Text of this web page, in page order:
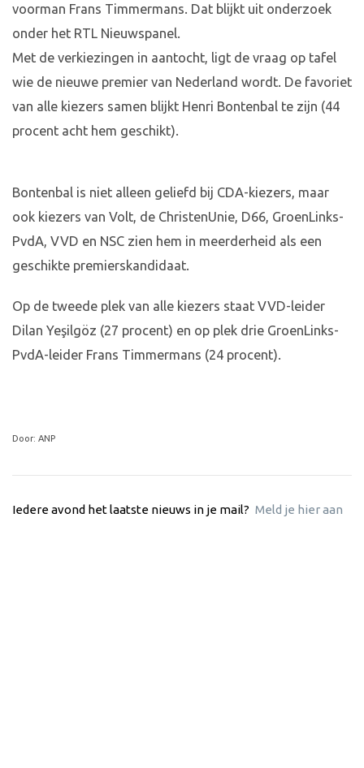
voorman Frans Timmermans. Dat blijkt uit onderzoek
onder het RTL Nieuwspanel.
Met de verkiezingen in aantocht, ligt de vraag op tafel
wie de nieuwe premier van Nederland wordt. De favoriet
van alle kiezers samen blijkt Henri Bontenbal te zijn (44
procent acht hem geschikt).
Bontenbal is niet alleen geliefd bij CDA-kiezers, maar
ook kiezers van Volt, de ChristenUnie, D66, GroenLinks-
PvdA, VVD en NSC zien hem in meerderheid als een
geschikte premierskandidaat.
Op de tweede plek van alle kiezers staat VVD-leider
Dilan Yeşilgöz (27 procent) en op plek drie GroenLinks-
PvdA-leider Frans Timmermans (24 procent).
Door: ANP
Iedere avond het laatste nieuws in je mail? Meld je hier aan